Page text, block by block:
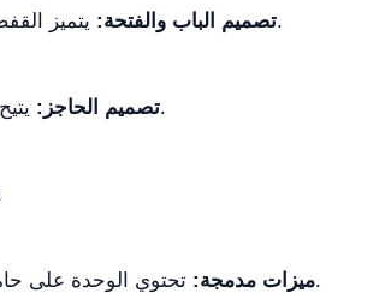
تصميم الباب والفتحة:يتميز القفص بآلية تشغيل وظيفية مع مؤشري إغلاق وفتح.
تصميم الحاجز:يتيح إزالة القسم الفاصل لاستيعاب الكلاب الكبيرة.
ميزات مدمجة:تحتوي الوحدة على حامل عمود الوريد، ومقبس كهربائي، وزر تشغيل.